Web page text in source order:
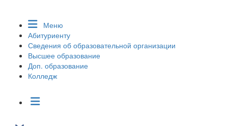
Меню
Абитуриенту
Сведения об образовательной организации
Высшее образование
Доп. образование
Колледж